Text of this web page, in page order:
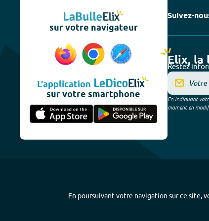
sur votre navigateur
L'application
sur votre smartphone
Suivez-
Elix,
Restez
En indiquant
moment en
En poursuivant votre navigation sur ce site,